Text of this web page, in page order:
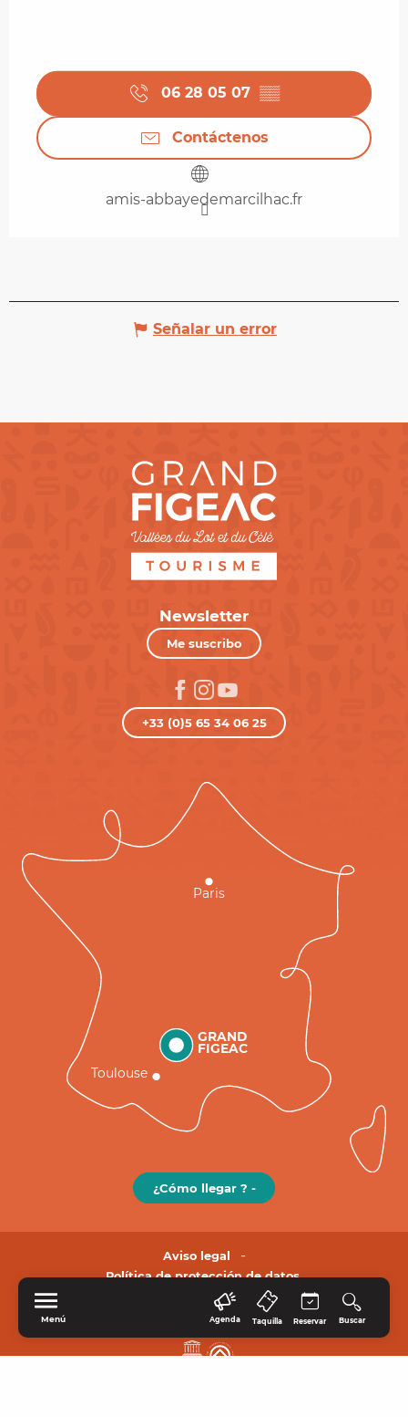
Menú Agenda Taquilla Reservar Buscar
06 28 05 07 ▒▒
Contáctenos
amis-abbayedemarcilhac.fr
Señalar un error
Newsletter
Me suscribo
+33 (0)5 65 34 06 25
GRAND
FIGEAC
Toulouse
Paris
¿Cómo llegar ? -
Aviso legal
Política de protección de datos.